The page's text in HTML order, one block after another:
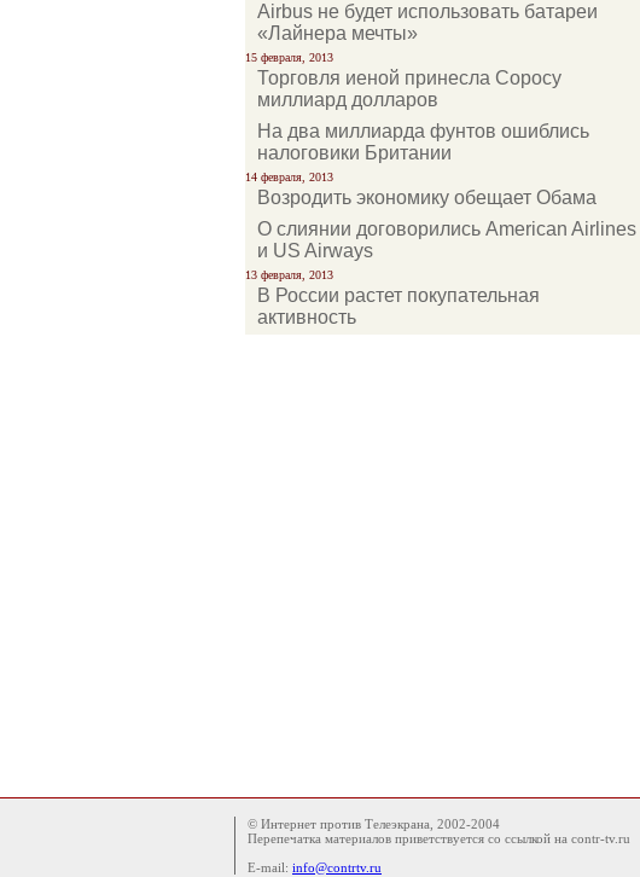
Airbus не будет использовать батареи
«Лайнера мечты»
15 февраля, 2013
Торговля иеной принесла Соросу
миллиард долларов
На два миллиарда фунтов ошиблись
налоговики Британии
14 февраля, 2013
Возродить экономику обещает Обама
О слиянии договорились American Airlines
и US Airways
13 февраля, 2013
В России растет покупательная
активность
© Интернет против Телеэкрана, 2002-2004
Перепечатка материалов приветствуется со ссылкой на contr-tv.ru
E-mail: info@contrtv.ru